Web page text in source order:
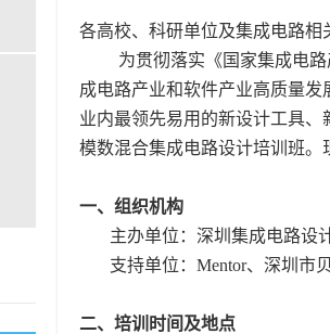
各高校、科研单位及集成电路相
为贯彻落实《国家集成电
成电路产业和软件产业高质量
业内最领先易用的新设计工具
模数混合集成电路设计培训班。
一、组织机构
主办单位：深圳集成电路设
支持单位：Mentor、深圳市
二、培训时间及地点